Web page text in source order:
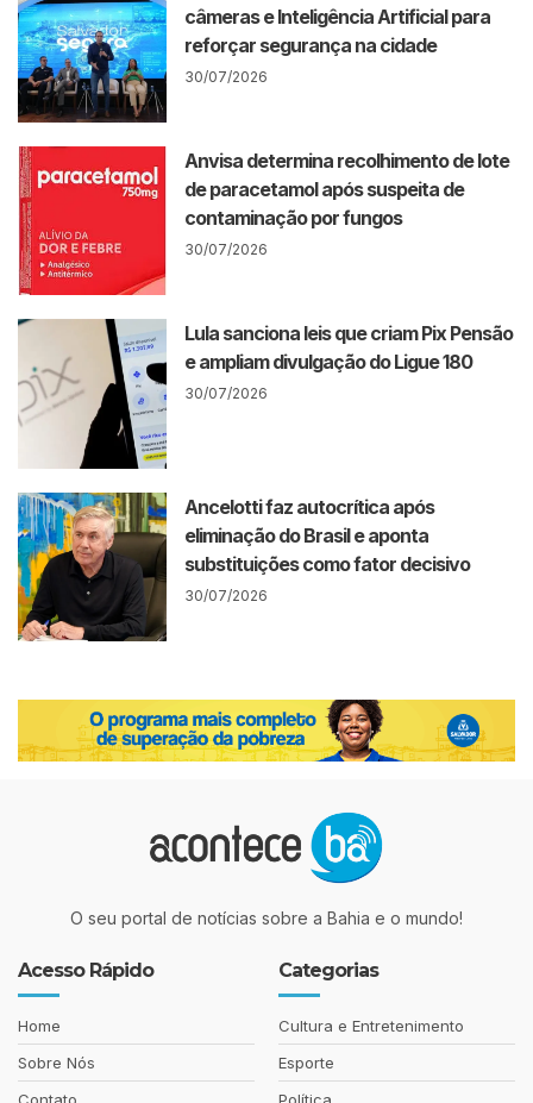
câmeras e Inteligência Artificial para
reforçar segurança na cidade
30/07/2026
Anvisa determina recolhimento de lote
de paracetamol após suspeita de
contaminação por fungos
30/07/2026
Lula sanciona leis que criam Pix Pensão
e ampliam divulgação do Ligue 180
30/07/2026
Ancelotti faz autocrítica após
eliminação do Brasil e aponta
substituições como fator decisivo
30/07/2026
O seu portal de notícias sobre a Bahia e o mundo!
Acesso Rápido
Home
Sobre Nós
Contato
Categorias
Cultura e Entretenimento
Esporte
Política